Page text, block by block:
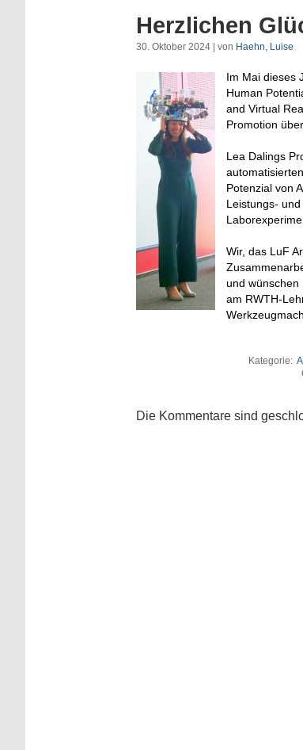
Herzlichen
30. Oktober 2024 | von Haehn, Luise
Im Mai dieses
Human
and Virtual
Promotion
Lea Dalings
Potenzial von
Leistungs-
Wir, das LuF
und wünschen
am RWTH-
Kategorie:
Die Kommentare sind